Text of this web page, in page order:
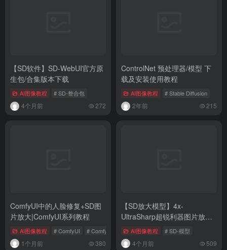
【SD软件】SD-WebUI官方原
生包/合集版本下载
AI图像教程 # SD-整合包
4个月前 272
ControlNet 预处理器/模型 下
载及安装使用教程
AI图像教程 # Stable Diffusion
2年前 215
ComfyUI中的人脸修复+SD图
片放大|ComfyUI系列教程
AI图像教程 # ComfyUI # ComfyUI教程
1个月前 380
【SD放大模型】4x-
UltraSharp超锐利器图片放大
模型AI图像教程 # SD-模型
4个月前 509